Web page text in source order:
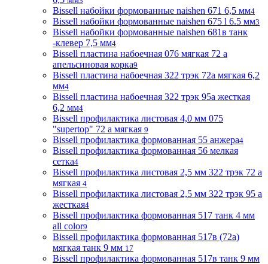
Bissell набойки формованные naishen 671 6,5 мм4
Bissell набойки формованные naishen 675 l 6.5 мм3
Bissell набойки формованные naishen 681в танк
-клевер 7,5 мм4
Bissell пластина набоечная 076 мягкая 72 а
апельсиновая корка9
Bissell пластина набоечная 322 трэк 72а мягкая 6,2
мм4
Bissell пластина набоечная 322 трэк 95а жесткая
6,2 мм4
Bissell профилактика листовая 4,0 мм 075
"supertop" 72 а мягкая 9
Bissell профилактика формованная 55 анжера4
Bissell профилактика формованная 56 мелкая
сетка4
Bissell профилактика листовая 2,5 мм 322 трэк 72 а
мягкая 4
Bissell профилактика листовая 2,5 мм 322 трэк 95 а
жесткая4
Bissell профилактика формованная 517 танк 4 мм
all color9
Bissell профилактика формованная 517в (72a)
мягкая танк 9 мм 17
Bissell профилактика формованная 517в танк 9 мм